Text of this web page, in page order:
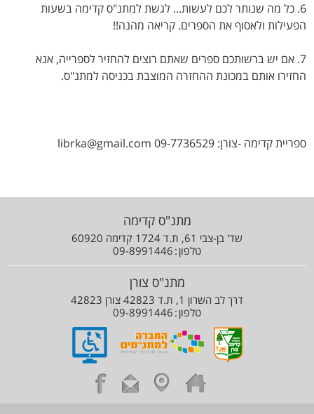
6. כל מה שנותר לכם לעשות... לגשת למתנ"ס קדימה בשעות
הפעילות ולאסוף את הספרים. קריאה מהנה!!
7. אם יש ברשותכם ספרים שאתם רוצים להחזיר לספרייה, אנא
החזירו אותם במכונת ההחזרה המוצבת בכניסה למתנ"ס.
ספריית קדימה -צורן: librka@gmail.com 09-7736529
מתנ"ס קדימה
שד' בן-צבי 61, ת.ד 1724 קדימה 60920
טלפון 09-8991446
מתנ"ס צורן
דרך לב השרון 1, ת.ד 42823 צורן 42823
טלפון 09-8991446